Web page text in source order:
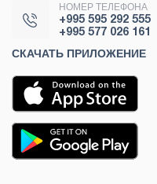
НОМЕР ТЕЛЕФОНА
+995 595 292 555
+995 577 026 161
СКАЧАТЬ ПРИЛОЖЕНИЕ